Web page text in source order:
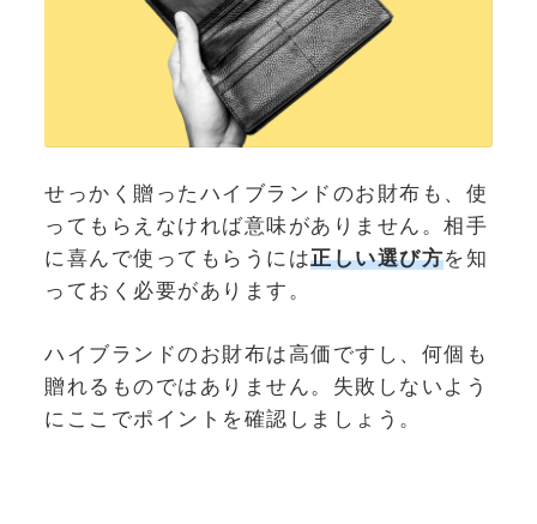
せっかく贈ったハイブランドのお財布も、使
ってもらえなければ意味がありません。相手
に喜んで使ってもらうには正しい選び方を知
っておく必要があります。
ハイブランドのお財布は高価ですし、何個も
贈れるものではありません。失敗しないよう
にここでポイントを確認しましょう。